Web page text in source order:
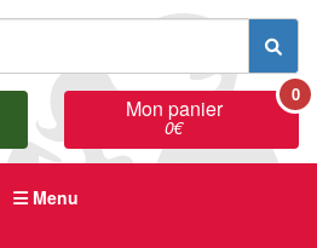
Mon panier
0€
0
Menu